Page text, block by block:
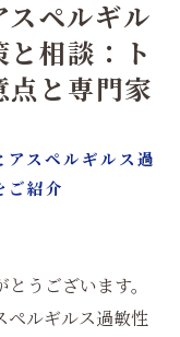
ペルギル
相談：ト
点と専門家
スペルギルス過
ご紹介
うございます。
ペルギルス過敏性